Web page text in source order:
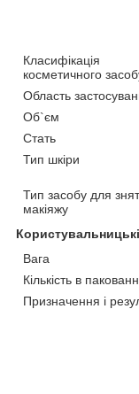
Класифікація
косметичного
Область
Об`єм
Стать
Тип шкіри
Тип засобу для
макіяжу
Вага
Кількість в
Призначення і